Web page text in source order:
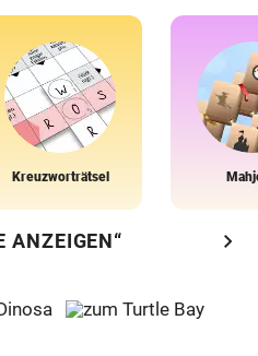
Kreuzworträtsel
ANZEIGEN“ chevron_right